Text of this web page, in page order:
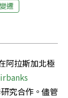
遷
阿拉斯加北極
究合作。儘管